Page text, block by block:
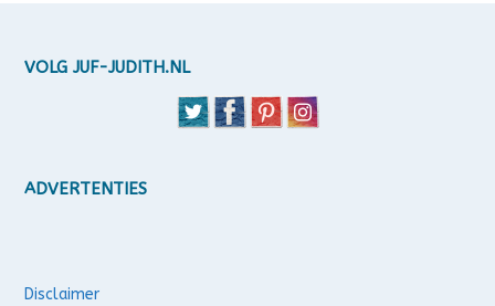
VOLG JUF-JUDITH.NL
ADVERTENTIES
Disclaimer